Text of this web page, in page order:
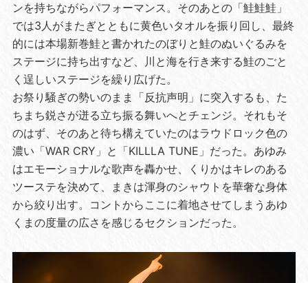
ンを持ちながらパフォーマンス。そのあとの「鮭鮭鮭」
では3人がまたぎとともに黄色いタオルを振り回し、最終
的には本場新巻鮭と書かれたのぼりと鮭のぬいぐるみを
ステージに持ち出すなど、川と海を行き来する鮭のごと
く逞しいステージを繰り広げた。
お祭り騒ぎの勢いのまま「反抗声明」に突入するも、た
ちまち鋭さが迸る立ち振る舞いへとチェンジ。それもそ
のはず、そのあと待ち構えていたのはラウドロック色の
濃い「WAR CRY」と「KILLLA TUNE」だった。あゆみ
はエモーショナルな歌声を轟かせ、くりかはキレのある
ツーステを決めて、まきは渾身のシャウトを華奢な身体
から絞り出す。コントからここに着地させてしまうあゆ
くまの度量の広さを感じるセクションだった。